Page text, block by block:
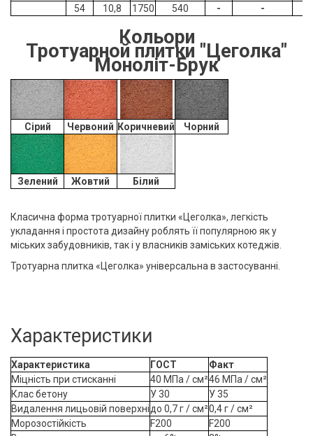
54
10,8 1750 540 - -
Кольори
Тротуарной плитки "Цеголка"
Моноліт-Брук
Сірий Червоний Коричневий Чорний
Зелений Жовтий Білий
Класична форма тротуарної плитки «Цеголка», легкість
укладання і простота дизайну роблять її популярною як у
міських забудовників, так і у власників заміських котеджів.
Тротуарна плитка «Цеголка» універсальна в застосуванні.
Характеристики
Характеристика ГОСТ
Факт
Міцність при стисканні
40 МПа / см²46 МПа / см²
Клас бетону
У 30
У 35
Видалення лицьовій поверхнідо 0,7 г / см²0,4 г / см²
Морозостійкість
F200
F200